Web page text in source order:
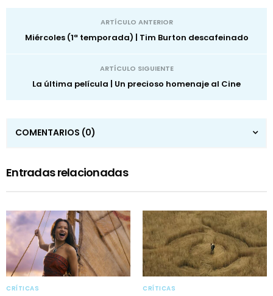
ARTÍCULO ANTERIOR
Miércoles (1ª temporada) | Tim Burton descafeinado
ARTÍCULO SIGUIENTE
La última película | Un precioso homenaje al Cine
COMENTARIOS (0)
Entradas relacionadas
CRÍTICAS CRÍTICAS